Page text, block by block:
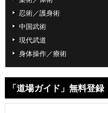
忍術／護身術
中国武術
現代武道
身体操作／療術
「道場ガイド」無料登録